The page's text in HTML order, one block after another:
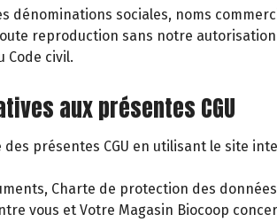
dénominations sociales, noms
reproduction sans notre
Code civil.
aux présentes CGU
présentes CGU en utilisant le site
Charte de protection des
vous et Votre Magasin Biocoop